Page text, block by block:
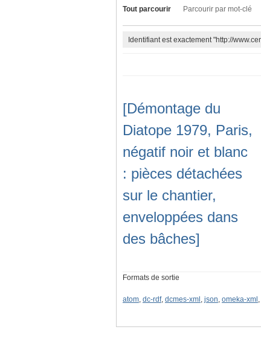
Tout parcourir Parcourir par mot-clé
Identifiant est exactement "http://
[Démontage du
Diatope 1979, Paris,
négatif noir et blanc
: pièces détachées
sur le chantier,
enveloppées dans
des bâches]
Formats de sortie
atom, dc-rdf, dcmes-xml , json, omeka-xml ,